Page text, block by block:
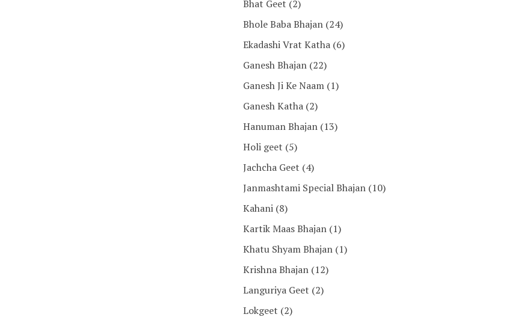
Bhat Geet (2)
Bhole Baba Bhajan (24)
Ekadashi Vrat Katha (6)
Ganesh Bhajan (22)
Ganesh Ji Ke Naam (1)
Ganesh Katha (2)
Hanuman Bhajan (13)
Holi geet (5)
Jachcha Geet (4)
Janmashtami Special Bhajan (10)
Kahani (8)
Kartik Maas Bhajan (1)
Khatu Shyam Bhajan (1)
Krishna Bhajan (12)
Languriya Geet (2)
Lokgeet (2)